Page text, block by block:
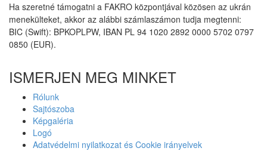
Ha szeretné támogatni a FAKRO központjával közösen az ukrán
menekülteket, akkor az alábbi számlaszámon tudja megtenni:
BIC (Swift): BPKOPLPW, IBAN PL 94 1020 2892 0000 5702 0797
0850 (EUR).
ISMERJEN MEG MINKET
Rólunk
Sajtószoba
Képgaléria
Logó
Adatvédelmi nyilatkozat és Cookie irányelvek